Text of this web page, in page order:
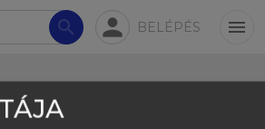
search person BELÉPÉS menu